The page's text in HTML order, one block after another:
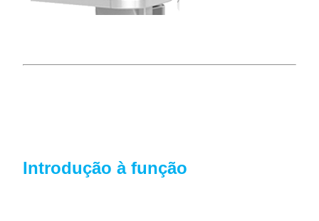
Introdução à função